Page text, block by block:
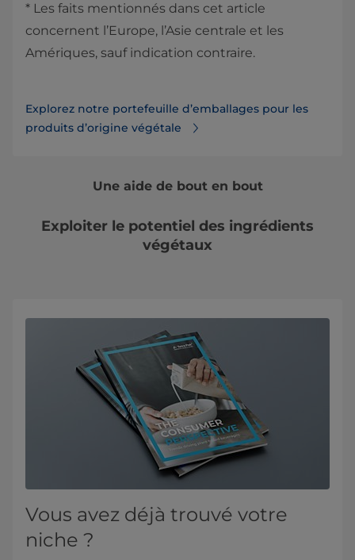
* Les faits mentionnés dans cet article
concernent l’Europe, l’Asie centrale et les
Amériques, sauf indication contraire.
Explorez notre portefeuille d’emballages pour les
produits d’origine végétale
Une aide de bout en bout
Exploiter le potentiel des ingrédients
végétaux
Vous avez déjà trouvé votre
niche ?